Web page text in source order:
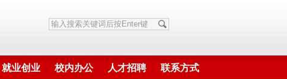
就业创业 校内办公 人才招聘 联系方式